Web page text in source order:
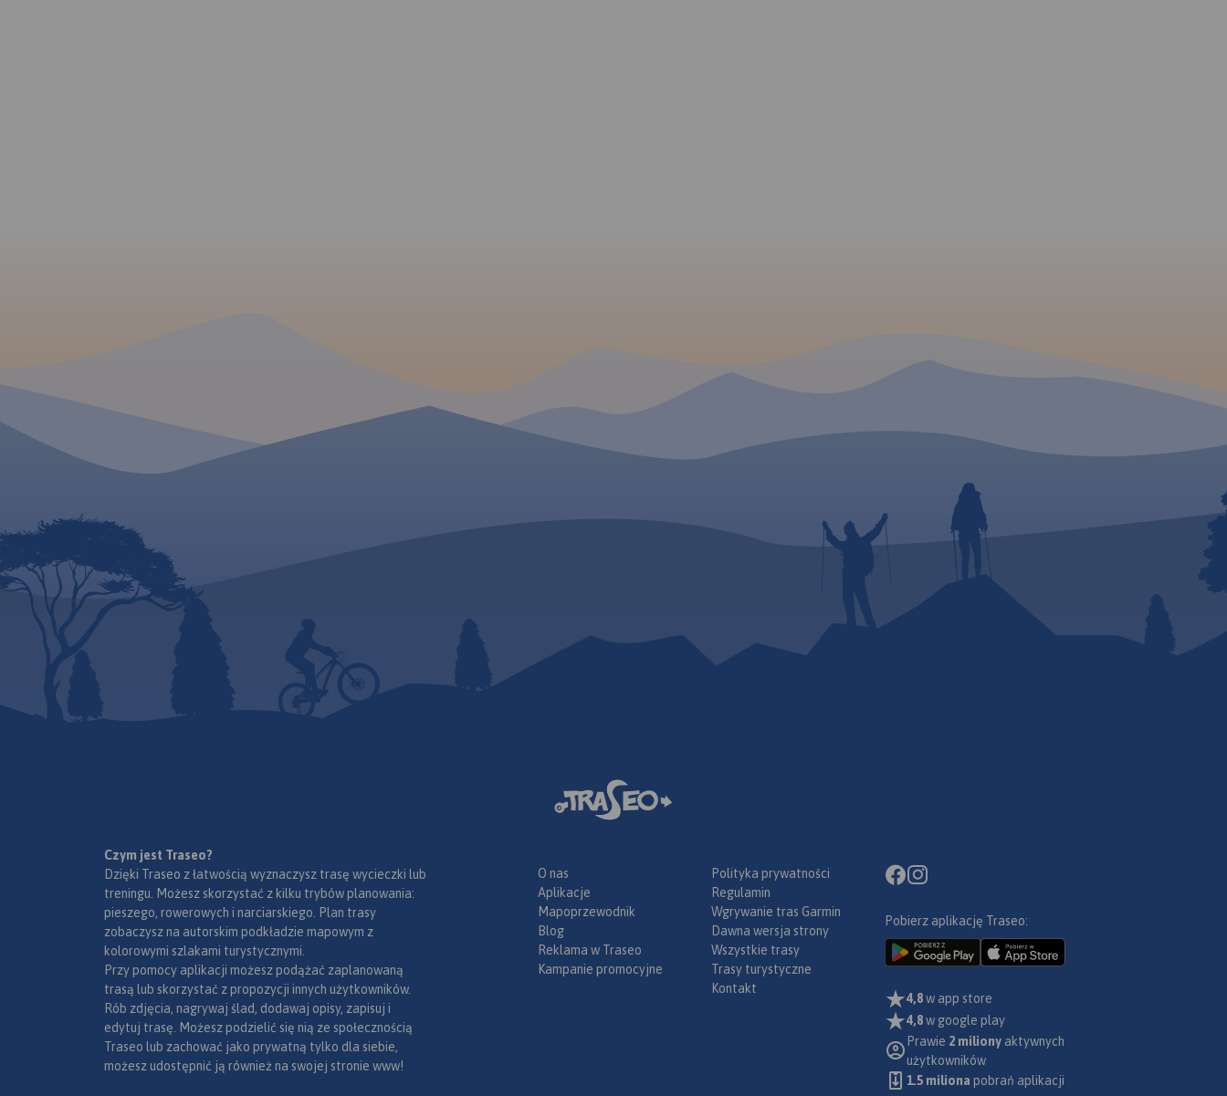
Czym jest Traseo?
Dzięki Traseo z łatwością wyznaczysz trasę wycieczki lub
treningu. Możesz skorzystać z kilku trybów planowania:
pieszego, rowerowych i narciarskiego. Plan trasy
zobaczysz na autorskim podkładzie mapowym z
kolorowymi szlakami turystycznymi.
Przy pomocy aplikacji możesz podążać zaplanowaną
trasą lub skorzystać z propozycji innych użytkowników.
Rób zdjęcia, nagrywaj ślad, dodawaj opisy, zapisuj i
edytuj trasę. Możesz podzielić się nią ze społecznością
Traseo lub zachować jako prywatną tylko dla siebie,
możesz udostępnić ją również na swojej stronie www!
O nas
Aplikacje
Mapoprzewodnik
Blog
Reklama w Traseo
Kampanie promocyjne
Polityka prywatności
Regulamin
Wgrywanie tras Garmin
Dawna wersja strony
Wszystkie trasy
Trasy turystyczne
Kontakt
Pobierz aplikację Traseo:
4,8w app store
4,8w google play
Prawie 2 miliony aktywnych
użytkowników
1.5 miliona pobrań aplikacji